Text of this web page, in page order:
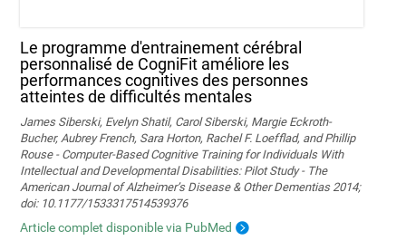
Le programme d'entrainement cérébral
personnalisé de CogniFit améliore les
performances cognitives des personnes
atteintes de difficultés mentales
James Siberski, Evelyn Shatil, Carol Siberski, Margie Eckroth-
Bucher, Aubrey French, Sara Horton, Rachel F. Loefflad, and Phillip
Rouse - Computer-Based Cognitive Training for Individuals With
Intellectual and Developmental Disabilities: Pilot Study - The
American Journal of Alzheimer’s Disease & Other Dementias 2014;
doi: 10.1177/1533317514539376
Article complet disponible via PubMed